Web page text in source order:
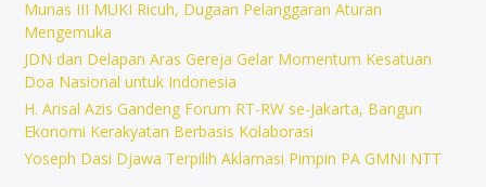
Munas III MUKI Ricuh, Dugaan Pelanggaran Aturan
Mengemuka
JDN dan Delapan Aras Gereja Gelar Momentum Kesatuan
Doa Nasional untuk Indonesia
H. Arisal Azis Gandeng Forum RT-RW se-Jakarta, Bangun
Ekonomi Kerakyatan Berbasis Kolaborasi
Yoseph Dasi Djawa Terpilih Aklamasi Pimpin PA GMNI NTT